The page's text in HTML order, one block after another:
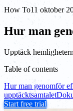
How To11 oktober
Hur man
Upptäck
Table of contents
Hur man genomför
upptäcktsamtalet
Start free trial